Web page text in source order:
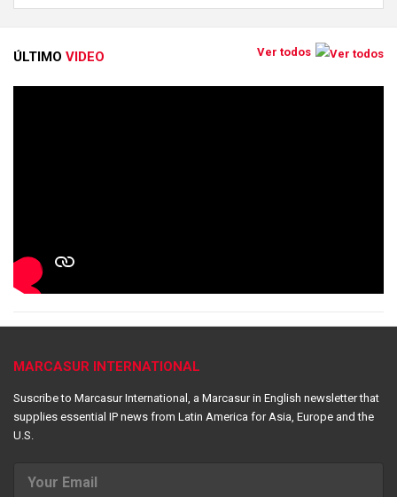
ÚLTIMO VIDEO Ver todos
MARCASUR INTERNATIONAL
Suscribe to Marcasur International, a Marcasur in English newsletter that
supplies essential IP news from Latin America for Asia, Europe and the
U.S.